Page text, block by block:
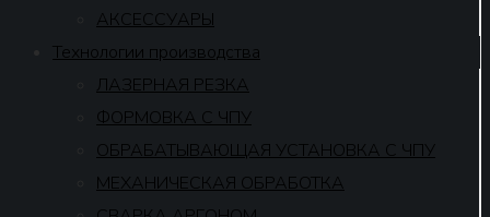
АКСЕССУАРЫ
Технологии производства
ЛАЗЕРНАЯ РЕЗКА
ФОРМОВКА С ЧПУ
ОБРАБАТЫВАЮЩАЯ УСТАНОВКА С ЧПУ
МЕХАНИЧЕСКАЯ ОБРАБОТКА